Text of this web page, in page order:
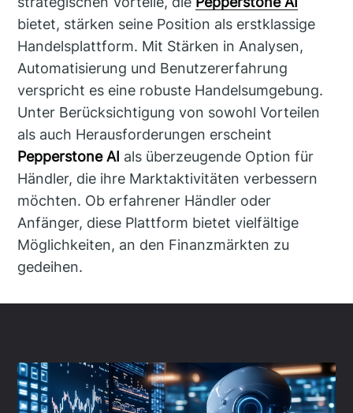
bietet, stärken seine Position als erstklassige
Handelsplattform. Mit Stärken in Analysen,
Automatisierung und Benutzererfahrung
verspricht es eine robuste Handelsumgebung.
Unter Berücksichtigung von sowohl Vorteilen
als auch Herausforderungen erscheint
Pepperstone AI als überzeugende Option für
Händler, die ihre Marktaktivitäten verbessern
möchten. Ob erfahrener Händler oder
Anfänger, diese Plattform bietet vielfältige
Möglichkeiten, an den Finanzmärkten zu
gedeihen.